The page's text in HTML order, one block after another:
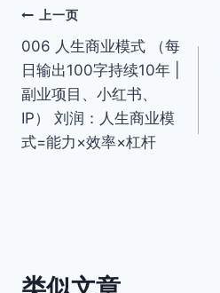
文
章
导
航
上一页
006 人生商业模式 （每
日输出100字持续10年 |
副业项目、小红书、
IP） 刘润：人生商业模
式=能力×效率×杠杆